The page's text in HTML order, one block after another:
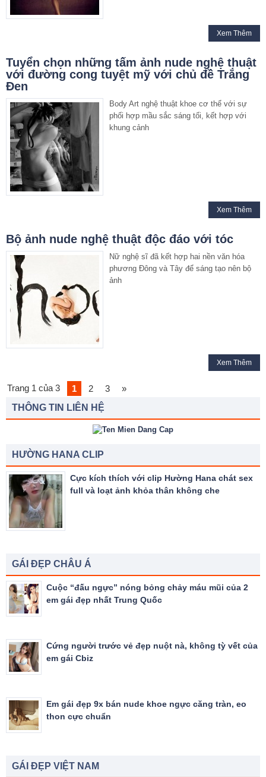
Xem Thêm
Tuyển chọn những tấm ảnh nude nghệ thuật
với đường cong tuyệt mỹ với chủ đề Trắng
Đen
Body Art nghệ thuật khoe cơ thể với sự
phối hợp mầu sắc sáng tối, kết hợp với
khung cảnh
Xem Thêm
Bộ ảnh nude nghệ thuật độc đáo với tóc
Nữ nghệ sĩ đã kết hợp hai nền văn hóa
phương Đông và Tây để sáng tạo nên bộ
ảnh
Xem Thêm
Trang 1 của 3 1 2 3
»
THÔNG TIN LIÊN HỆ
HƯỜNG HANA CLIP
Cực kích thích với clip Hường Hana chát sex
full và loạt ảnh khỏa thân không che
GÁI ĐẸP CHÂU Á
Cuộc “đấu ngực” nóng bỏng chảy máu mũi của 2
em gái đẹp nhất Trung Quốc
Cứng người trước vẻ đẹp nuột nà, không tỳ vết của
em gái Cbiz
Em gái đẹp 9x bán nude khoe ngực căng tràn, eo
thon cực chuẩn
GÁI ĐẸP VIỆT NAM